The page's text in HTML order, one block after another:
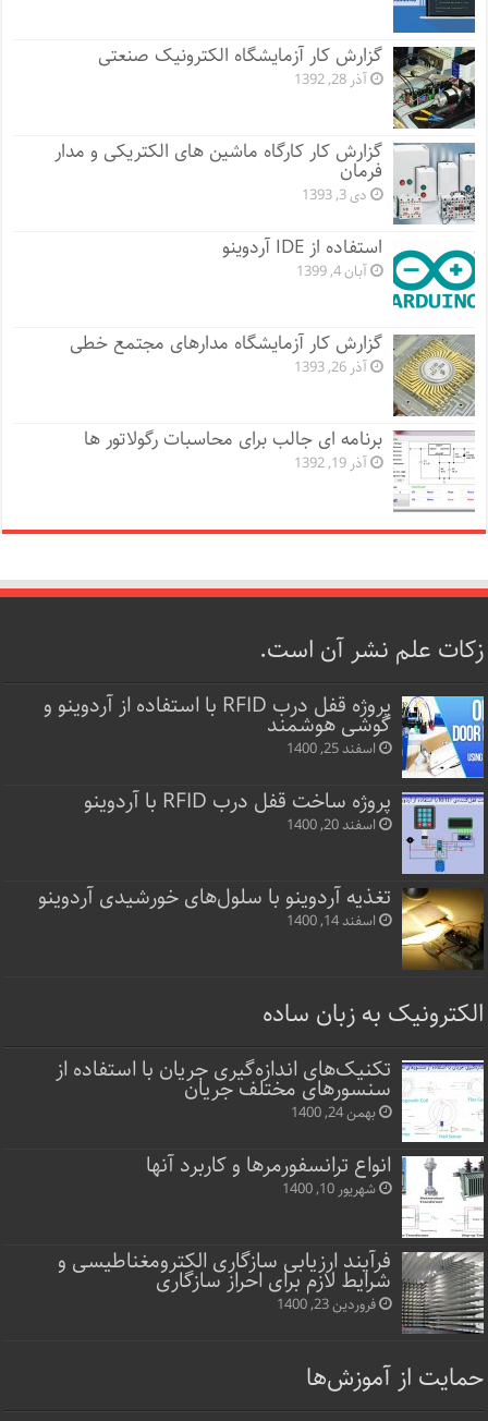
گزارش کار آزمایشگاه الکترونیک صنعتی
آذر 28, 1392
گزارش کار کارگاه ماشین های الکتریکی و مدار
فرمان
دی 3, 1393
استفاده از IDE آردوینو
آبان 4, 1399
گزارش کار آزمایشگاه مدارهای مجتمع خطی
آذر 26, 1393
برنامه ای جالب برای محاسبات رگولاتور ها
آذر 19, 1392
زکات علم نشر آن است.
پروژه قفل‌ درب RFID با استفاده از آردوینو و
گوشی هوشمند
اسفند 25, 1400
پروژه ساخت قفل‌ درب RFID با آردوینو
اسفند 20, 1400
تغذیه آردوینو با سلول‌های خورشیدی آردوینو
اسفند 14, 1400
الکترونیک به زبان ساده
تکنیک‌های اندازه‌گیری جریان با استفاده از
سنسورهای مختلف جریان
بهمن 24, 1400
انواع ترانسفورمرها و کاربرد آنها
شهریور 10, 1400
فرآیند ارزیابی سازگاری الکترومغناطیسی و
شرایط لازم برای احراز سازگاری
فروردین 23, 1400
حمایت از آموزش‌ها